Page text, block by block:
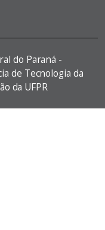
do Paraná -
de Tecnologia da
da UFPR